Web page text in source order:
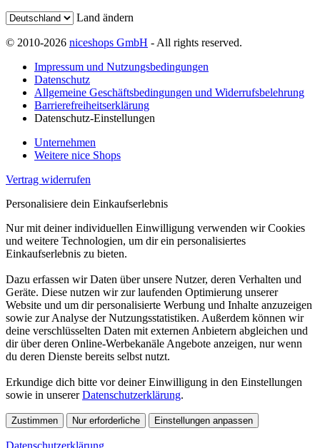
Land ändern
© 2010-2026 niceshops GmbH - All rights reserved.
Impressum und Nutzungsbedingungen
Datenschutz
Allgemeine Geschäftsbedingungen und Widerrufsbelehrung
Barrierefreiheitserklärung
Datenschutz-Einstellungen
Unternehmen
Weitere nice Shops
Vertrag widerrufen
Personalisiere dein Einkaufserlebnis
Nur mit deiner individuellen Einwilligung verwenden wir Cookies
und weitere Technologien, um dir ein personalisiertes
Einkaufserlebnis zu bieten.
Dazu erfassen wir Daten über unsere Nutzer, deren Verhalten und
Geräte. Diese nutzen wir zur laufenden Optimierung unserer
Website und um dir personalisierte Werbung und Inhalte anzuzeigen
sowie zur Analyse der Nutzungsstatistiken. Außerdem können wir
deine verschlüsselten Daten mit externen Anbietern abgleichen und
dir über deren Online-Werbekanäle Angebote anzeigen, nur wenn
du deren Dienste bereits selbst nutzt.
Erkundige dich bitte vor deiner Einwilligung in den Einstellungen
sowie in unsererDatenschutzerklärung.
Zustimmen Nur erforderliche Einstellungen anpassen
Datenschutzerklärung